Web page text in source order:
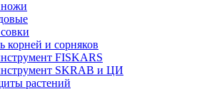
корней и сорняков
FISKARS
SKRAB и ЦИ